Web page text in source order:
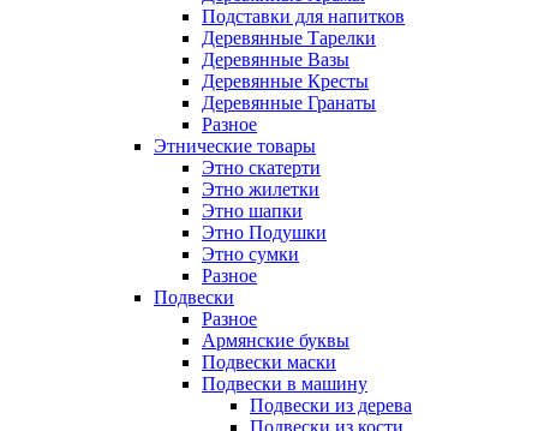
Подставки для напитков
Деревянные Тарелки
Деревянные Вазы
Деревянные Кресты
Деревянные Гранаты
Разное
Этнические товары
Этно скатерти
Этно жилетки
Этно шапки
Этно Подушки
Этно сумки
Разное
Подвески
Разное
Армянские буквы
Подвески маски
Подвески в машину
Подвески из дерева
Подвески из кости